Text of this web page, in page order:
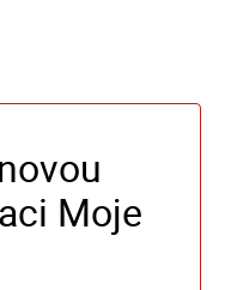
Moje